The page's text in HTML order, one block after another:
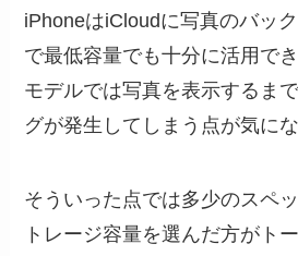
iPhoneはiCloudに写真のバッ
で最低容量でも十分に活用で
モデルでは写真を表示するま
グが発生してしまう点が気に
そういった点では多少のスペ
トレージ容量を選んだ方がト